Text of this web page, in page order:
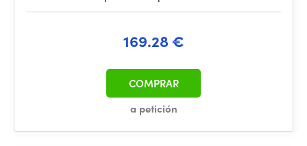
169.28 €
a petición
COMPRAR